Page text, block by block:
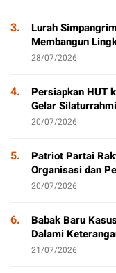
3.
Lurah
Membangun
28/07/2026
4.
Persiapkan HUT
Gelar
20/07/2026
5.
Patriot Partai
Organisasi dan
20/07/2026
6.
Babak Baru
Dalami
21/07/2026